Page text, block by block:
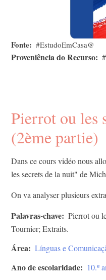
Fonte #EstudoEmCasa@
Proveniência do Recurso
Pierrot ou les
(2ème partie)
Dans ce cours vidéo nous
les secrets de la nuit" de
On va analyser plusieurs
Palavras-chave
Pierrot ou
Tournier; Extraits.
Área Línguas e
Ano de escolaridade 10.º